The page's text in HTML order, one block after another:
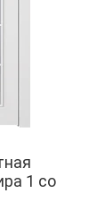
1 со